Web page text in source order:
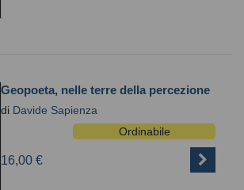
Geopoeta, nelle terre della percezione
di Davide Sapienza
Ordinabile
16,00 €